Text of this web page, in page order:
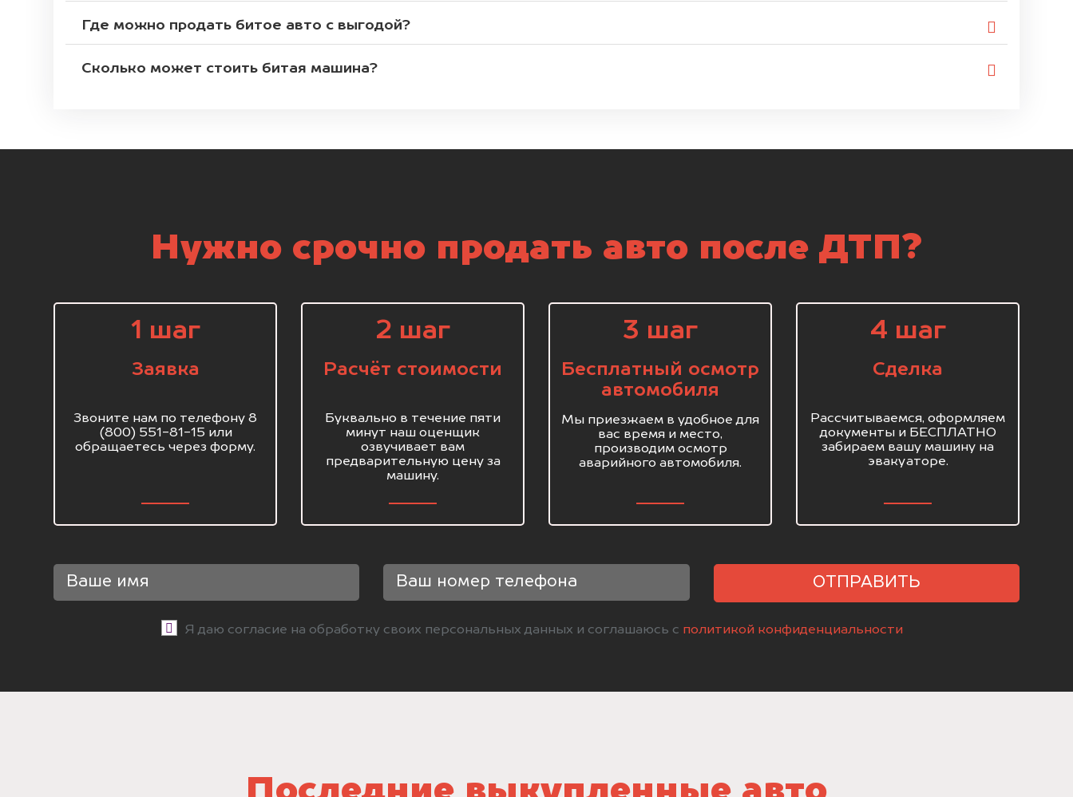
Где можно продать битое авто с выгодой?
Сколько может стоить битая машина?
Нужно срочно продать авто после ДТП?
1 шаг
Заявка
Звоните нам по телефону 8
(800) 551-81-15 или
обращаетесь через форму.
2 шаг
Расчёт стоимости
Буквально в течение пяти
минут наш оценщик
озвучивает вам
предварительную цену за
машину.
3 шаг
Бесплатный осмотр
автомобиля
Мы приезжаем в удобное для
вас время и место,
производим осмотр
аварийного автомобиля.
4 шаг
Сделка
Рассчитываемся, оформляем
документы и БЕСПЛАТНО
забираем вашу машину на
эвакуаторе.
ОТПРАВИТЬ
Я даю согласие на обработку своих персональных данных и соглашаюсь с политикой конфиденциальности